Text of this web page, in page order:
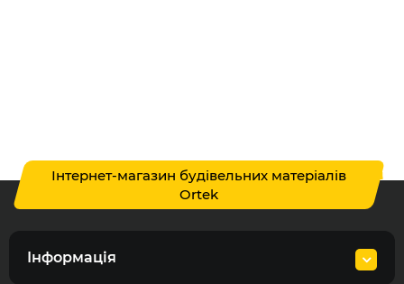
Інтернет-магазин будівельних матеріалів
Ortek
Інформація